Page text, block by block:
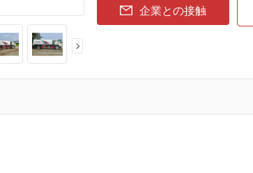
企業との接触